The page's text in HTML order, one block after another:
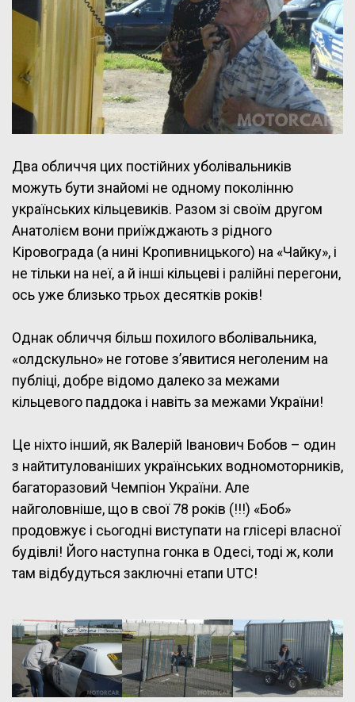
Два обличчя цих постійних уболівальників
можуть бути знайомі не одному поколінню
українських кільцевиків. Разом зі своїм другом
Анатолієм вони приїжджають з рідного
Кіровограда (а нині Кропивницького) на «Чайку», і
не тільки на неї, а й інші кільцеві і ралійні перегони,
ось уже близько трьох десятків років!
Однак обличчя більш похилого вболівальника,
«олдскульно» не готове з’явитися неголеним на
публіці, добре відомо далеко за межами
кільцевого паддока і навіть за межами України!
Це ніхто інший, як Валерій Іванович Бобов – один
з найтитулованіших українських водномоторників,
багаторазовий Чемпіон України. Але
найголовніше, що в свої 78 років (!!!) «Боб»
продовжує і сьогодні виступати на глісері власної
будівлі! Його наступна гонка в Одесі, тоді ж, коли
там відбудуться заключні етапи UTC!